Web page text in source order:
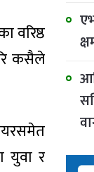
वरिष्ठ
कसैले
युवा र